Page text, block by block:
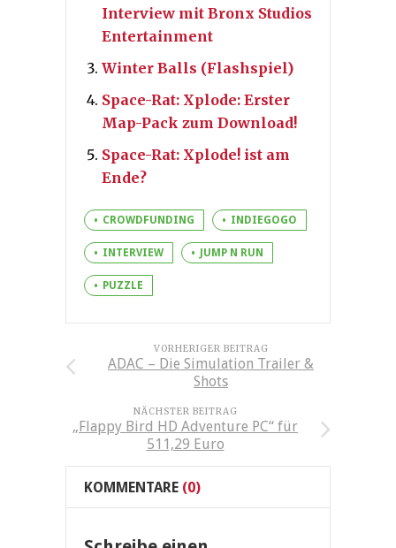
Interview mit Bronx Studios
Entertainment
Winter Balls (Flashspiel)
Space-Rat: Xplode: Erster
Map-Pack zum Download!
Space-Rat: Xplode! ist am
Ende?
CROWDFUNDING INDIEGOGO
INTERVIEW JUMP N RUN
PUZZLE
VORHERIGER BEITRAG
ADAC – Die Simulation Trailer &
Shots
NÄCHSTER BEITRAG
„Flappy Bird HD Adventure PC“ für
511,29 Euro
KOMMENTARE (0)